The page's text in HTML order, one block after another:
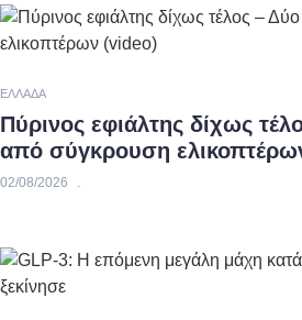
ΕΛΛΆΔΑ
Πύρινος εφιάλτης δίχως
από σύγκρουση
02/08/2026